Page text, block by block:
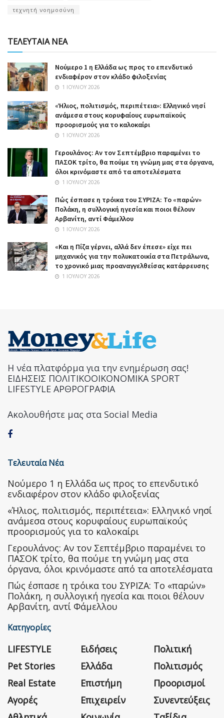
τεχνητή νοημοσύνη
ΤΕΛΕΥΤΑΙΑ ΝΕΑ
Nούμερο 1 η Ελλάδα ως προς το επενδυτικό
ενδιαφέρον στον κλάδο φιλοξενίας
1 ΙΟΥΛΊΟΥ 2026
«Ήλιος, πολιτισμός, περιπέτεια»: Ελληνικό νησί
ανάμεσα στους κορυφαίους ευρωπαϊκούς
προορισμούς για το καλοκαίρι
1 ΙΟΥΛΊΟΥ 2026
Γερουλάνος: Αν τον Σεπτέμβριο παραμένει το
ΠΑΣΟΚ τρίτο, θα πούμε τη γνώμη μας στα όργανα,
όλοι κρινόμαστε από τα αποτελέσματα
1 ΙΟΥΛΊΟΥ 2026
Πώς έσπασε η τρόικα του ΣΥΡΙΖΑ: Το «παρών»
Πολάκη, η συλλογική ηγεσία και ποιοι θέλουν
Αρβανίτη, αντί Φάμελλου
1 ΙΟΥΛΊΟΥ 2026
«Και η Πίζα γέρνει, αλλά δεν έπεσε» είχε πει
μηχανικός για την πολυκατοικία στα Πετράλωνα,
το χρονικό μιας προαναγγελθείσας κατάρρευσης
1 ΙΟΥΛΊΟΥ 2026
Η νέα πλατφόρμα για την ενημέρωση σας!
ΕΙΔΗΣΕΙΣ ΠΟΛΙΤΙΚΟΟΙΚΟΝΟΜΙΚΑ SPORT
LIFESTYLE ΑΡΘΡΟΓΡΑΦΙΑ
Ακολουθήστε μας στα Social Media
Τελευταία Νέα
Nούμερο 1 η Ελλάδα ως προς το επενδυτικό
ενδιαφέρον στον κλάδο φιλοξενίας
«Ήλιος, πολιτισμός, περιπέτεια»: Ελληνικό νησί
ανάμεσα στους κορυφαίους ευρωπαϊκούς
προορισμούς για το καλοκαίρι
Γερουλάνος: Αν τον Σεπτέμβριο παραμένει το
ΠΑΣΟΚ τρίτο, θα πούμε τη γνώμη μας στα
όργανα, όλοι κρινόμαστε από τα αποτελέσματα
Πώς έσπασε η τρόικα του ΣΥΡΙΖΑ: Το «παρών»
Πολάκη, η συλλογική ηγεσία και ποιοι θέλουν
Αρβανίτη, αντί Φάμελλου
Κατηγορίες
LIFESTYLE
Pet Stories
Real Estate
Αγορές
Ειδήσεις
Ελλάδα
Επιστήμη
Επιχειρείν
Πολιτική
Πολιτισμός
Προορισμοί
Συνεντεύξεις